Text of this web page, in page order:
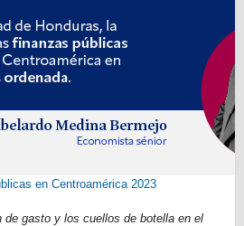
en Centroamérica 2023
de gasto y los cuellos de botella en el